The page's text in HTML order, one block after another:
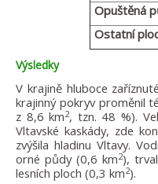
Opuštěná
Ostatní
Výsledky
V krajině hluboce
krajinný pokryv proměnil
z 8,6 km2, tzn. 48 %).
Vltavské kaskády, zde
zvýšila hladinu Vltavy.
orné půdy (0,6 km2),
lesních ploch (0,3 km2).